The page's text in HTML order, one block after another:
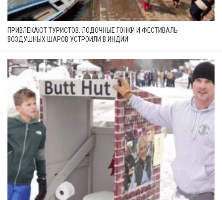
ПРИВЛЕКАЮТ ТУРИСТОВ: ЛОДОЧНЫЕ ГОНКИ И ФЕСТИВАЛЬ
ВОЗДУШНЫХ ШАРОВ УСТРОИЛИ В ИНДИИ